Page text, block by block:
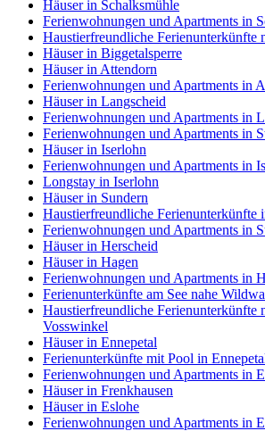
Häuser in Schalksmühle
Ferienwohnungen und Apartments in
Haustierfreundliche Ferienunterkünfte
Häuser in Biggetalsperre
Häuser in Attendorn
Ferienwohnungen und Apartments in
Häuser in Langscheid
Ferienwohnungen und Apartments in
Ferienwohnungen und Apartments in
Häuser in Iserlohn
Ferienwohnungen und Apartments in
Longstay in Iserlohn
Häuser in Sundern
Haustierfreundliche Ferienunterkünfte
Ferienwohnungen und Apartments in
Häuser in Herscheid
Häuser in Hagen
Ferienwohnungen und Apartments in
Ferienunterkünfte am See nahe
Haustierfreundliche Ferienunterkünfte
Vosswinkel
Häuser in Ennepetal
Ferienunterkünfte mit Pool in
Ferienwohnungen und Apartments in
Häuser in Frenkhausen
Häuser in Eslohe
Ferienwohnungen und Apartments in